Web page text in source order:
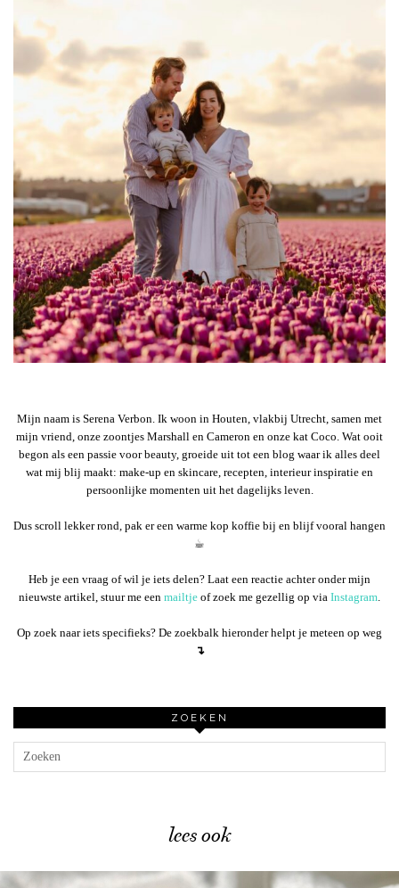
Mijn naam is Serena Verbon. Ik woon in Houten, vlakbij Utrecht, samen met
mijn vriend, onze zoontjes Marshall en Cameron en onze kat Coco. Wat ooit
begon als een passie voor beauty, groeide uit tot een blog waar ik alles deel
wat mij blij maakt: make-up en skincare, recepten, interieur inspiratie en
persoonlijke momenten uit het dagelijks leven.
Dus scroll lekker rond, pak er een warme kop koffie bij en blijf vooral hangen
☕︎
Heb je een vraag of wil je iets delen? Laat een reactie achter onder mijn
nieuwste artikel, stuur me een mailtje of zoek me gezellig op via Instagram.
Op zoek naar iets specifieks? De zoekbalk hieronder helpt je meteen op weg
↴
ZOEKEN
lees ook